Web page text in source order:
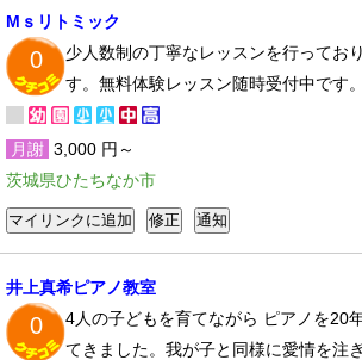
Mｓリトミック
0
少人数制の丁寧なレッスンを行ってお
す。無料体験レッスン随時受付中です。
月謝 3,000 円～
茨城県ひたちなか市
井上真希ピアノ教室
0
4人の子どもを育てながら ピアノを20
てきました。我が子と同様に愛情を注